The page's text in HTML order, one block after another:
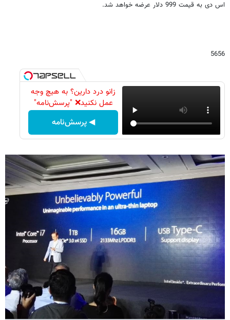
اس دی به قیمت 999 دلار عرضه خواهد شد.
5656
زانو درد دارین؟ به هیچ وجه
عمل نکنید❌ "پرسش‌نامه"
◀ پرسش‌نامه